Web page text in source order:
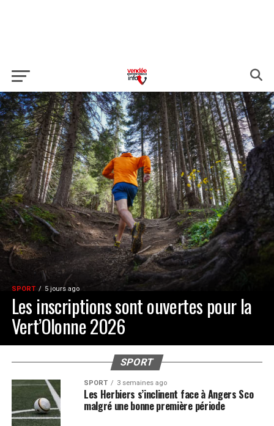
SPORT 5 jours ago
Les inscriptions sont ouvertes pour la
Vert’Olonne 2026
SPORT
SPORT 3 semaines ago
Les Herbiers s’inclinent face à Angers Sco
malgré une bonne première période